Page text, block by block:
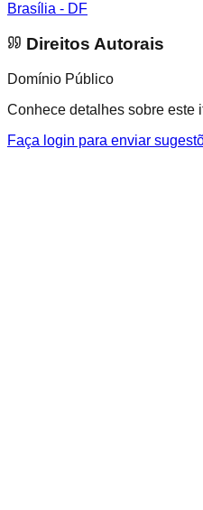
Brasília - DF
Direitos Autorais
Domínio Público
Conhece detalhes sobre este
Faça login para enviar